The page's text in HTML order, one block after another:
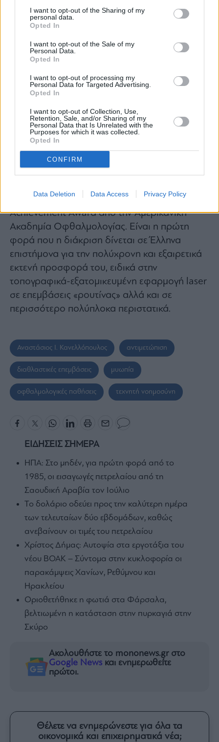
I want to opt-out of the Sharing of my
personal data.
Opted In
I want to opt-out of the Sale of my
Personal Data.
Opted In
I want to opt-out of processing my
Personal Data for Targeted Advertising.
Opted In
I want to opt-out of Collection, Use,
Retention, Sale, and/or Sharing of my
Personal Data that Is Unrelated with the
Purposes for which it was collected.
Opted In
CONFIRM
Data Deletion Data Access Privacy Policy
Αμερική μέσα στο 2023-24.
Τα συναρπαστικά αποτελέσματα
Συνέδριο του Ελληνικού Κολλεγίου
Οφθαλμολογίας στις 14 Δεκεμβρίου 2019,
στην Αθήνα.
«Είναι γνωστό ότι η ελληνική οφθαλμολογία
επεμβάσεις με laser μυωπίας. Είναι μεγάλη μας
τιμή που η επιστημονική μας ομάδα
συμμετέχει τόσο ενεργά και αδιάκοπα, με
συνέπεια και σθένος, τα τελευταία 20 έτη»
καθηγητή Δρ. Κανελλόπουλο το βραβείο Life
Achievement Award από την Αμερικανική
Ακαδημία Οφθαλμολογίας. Είναι η πρώτη
φορά που η διάκριση δίνεται σε Έλληνα
επιστήμονα για την πολύχρονη και εξαιρετικά
εκτενή προσφορά του, ειδικά στην
τοπογραφικά-εξατομικευμένη εφαρμογή laser
σε επεμβάσεις «ρουτίνας» αλλά και σε
περισσότερο πολύπλοκα περιστατικά.
Αναστάσιος Ι. Κανελλόπουλος αντιμετώπιση
διαθλαστικές επεμβάσεις μυωπία
οφθαλμολογικές παθήσεις τεχνητή νοημοσύνη
ΕΙΔΗΣΕΙΣ ΣΗΜΕΡΑ
ΗΠΑ: Στο μηδέν, για πρώτη φορά από το
1985, οι εισαγωγές πετρελαίου από τη
Σαουδική Αραβία τον Ιούλιο
Το δολάριο οδεύει προς την καλύτερη ημέρα
των τελευταίων δύο εβδομάδων, καθώς
ανεβαίνουν οι τιμές του πετρελαίου
Χρίστος Δήμας: Αυτοψία στα εργοτάξια του
νέου ΒΟΑΚ – Σύντομα στην κυκλοφορία οι
παρακάμψεις Χανίων, Ρεθύμνου και
Ηρακλείου
Οριοθετήθηκε η φωτιά στα Φάρσαλα,
βελτιωμένη η κατάσταση στην πυρκαγιά στην
Σκύρο
Ακολουθήστε το mononews.gr στο
Google News και ενημερωθείτε
πρώτοι.
Θέλετε να ενημερώνεστε για όλα τα
οικονομικά και επιχειρηματικά νέα;